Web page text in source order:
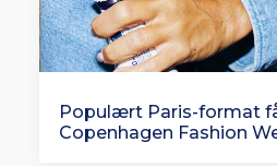
Populært Paris-format
Copenhagen Fashion